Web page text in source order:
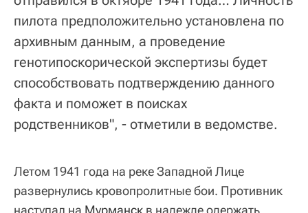
пилота предположительно установлена по
архивным данным, а проведение
генотипоскорической экспертизы будет
способствовать подтверждению данного
факта и поможет в поисках
родственников", - отметили в ведомстве.
Летом 1941 года на реке Западной Лице
развернулись кровопролитные бои. Противник
наступал на Мурманск в надежде одержать